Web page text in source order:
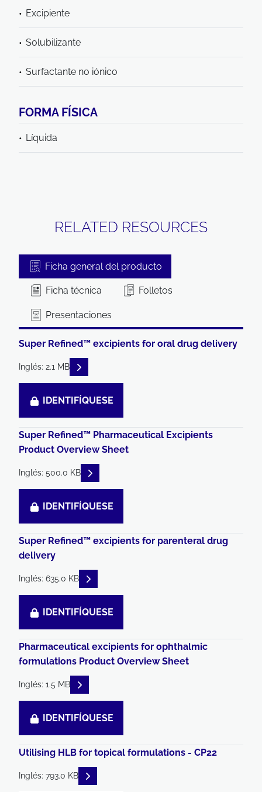
Excipiente
Solubilizante
Surfactante no iónico
FORMA FÍSICA
Líquida
RELATED RESOURCES
Ficha general del producto
Ficha técnica Folletos
Presentaciones
Super Refined™ excipients for oral drug delivery
Inglés: 2.1 MB READ DESCRIPTIONS
IDENTIFÍQUESE
Super Refined™ Pharmaceutical Excipients
Product Overview Sheet
Inglés: 500.0 KB READ DESCRIPTIONS
IDENTIFÍQUESE
Super Refined™ excipients for parenteral drug
delivery
Inglés: 635.0 KB READ DESCRIPTIONS
IDENTIFÍQUESE
Pharmaceutical excipients for ophthalmic
formulations Product Overview Sheet
Inglés: 1.5 MB READ DESCRIPTIONS
IDENTIFÍQUESE
Utilising HLB for topical formulations - CP22
Inglés: 793.0 KB READ DESCRIPTIONS